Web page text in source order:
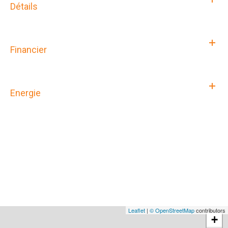
Détails
Financier
Energie
+
Leaflet | © OpenStreetMapcontributors